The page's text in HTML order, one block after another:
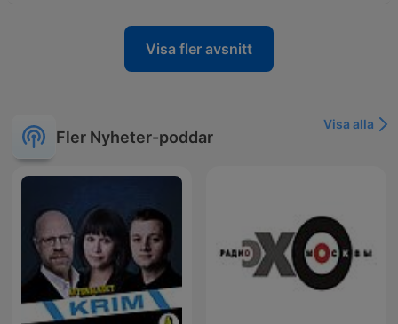
Visa fler avsnitt
Fler Nyheter-poddar
Visa alla